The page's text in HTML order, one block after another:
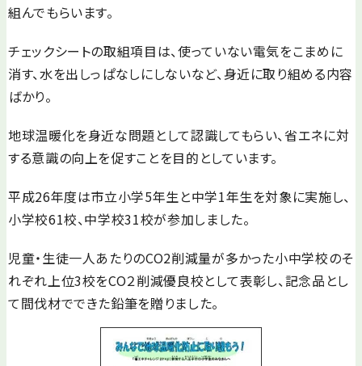
組んでもらいます。
チェックシートの取組項目は、使っていない電気をこまめに
消す、水を出しっぱなしにしないなど、身近に取り組める内容
ばかり。
地球温暖化を身近な問題として認識してもらい、省エネに対
する意識の向上を促すことを目的としています。
平成26年度は市立小学5年生と中学1年生を対象に実施し、
小学校61校、中学校31校が参加しました。
児童・生徒一人あたりのCO2削減量が多かった小中学校のそ
れぞれ上位3校をCO２削減優良校として表彰し、記念品とし
て間伐材でできた鉛筆を贈りました。